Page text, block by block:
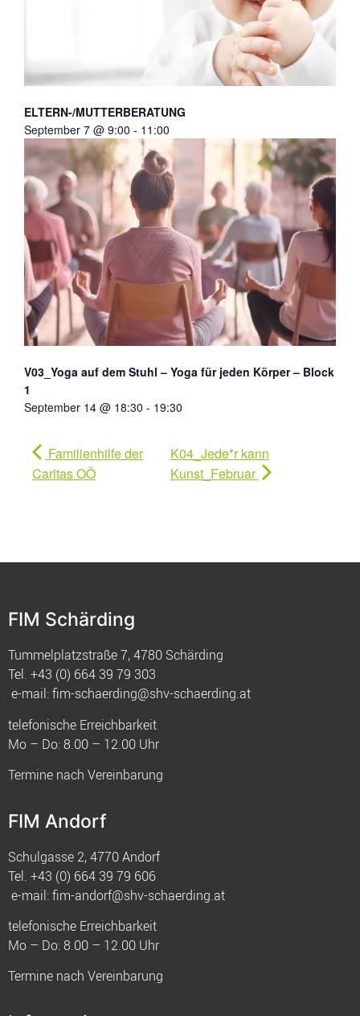
ELTERN-/MUTTERBERATUNG
September 7 @ 9:00 - 11:00
V03_Yoga auf dem Stuhl – Yoga für jeden Körper – Block
1
September 14 @ 18:30 - 19:30
Familienhilfe der
Caritas OÖ
K04_Jede*r kann
Kunst_Februar
FIM Schärding
Tummelplatzstraße 7, 4780 Schärding
Tel. +43 (0) 664 39 79 303
e-mail:fim-schaerding@shv-schaerding.at
telefonische Erreichbarkeit
Mo – Do: 8.00 – 12.00 Uhr
Termine nach Vereinbarung
FIM Andorf
Schulgasse 2, 4770 Andorf
Tel. +43 (0) 664 39 79 606
e-mail:fim-andorf@shv-schaerding.at
telefonische Erreichbarkeit
Mo – Do: 8.00 – 12.00 Uhr
Termine nach Vereinbarung